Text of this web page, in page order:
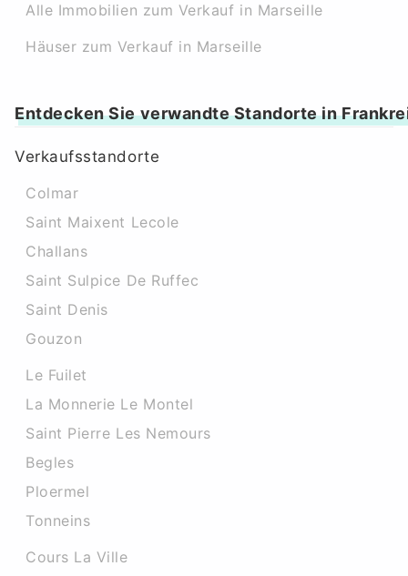
Alle Immobilien zum Verkauf in Marseille
Häuser zum Verkauf in Marseille
Entdecken Sie verwandte Standorte in
Verkaufsstandorte
Colmar
Saint Maixent Lecole
Challans
Saint Sulpice De Ruffec
Saint Denis
Gouzon
Le Fuilet
La Monnerie Le Montel
Saint Pierre Les Nemours
Begles
Ploermel
Tonneins
Cours La Ville